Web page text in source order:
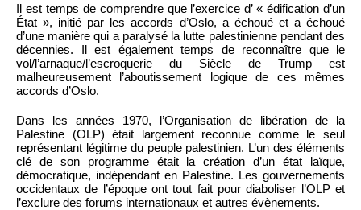
Il est temps de comprendre que l’exercice d’ « édification d’un
État », initié par les accords d’Oslo, a échoué et a échoué
d’une manière qui a paralysé la lutte palestinienne pendant des
décennies. Il est également temps de reconnaître que le
vol/l’arnaque/l’escroquerie du Siècle de Trump est
malheureusement l’aboutissement logique de ces mêmes
accords d’Oslo.
Dans les années 1970, l’Organisation de libération de la
Palestine (OLP) était largement reconnue comme le seul
représentant légitime du peuple palestinien. L’un des éléments
clé de son programme était la création d’un état laïque,
démocratique, indépendant en Palestine. Les gouvernements
occidentaux de l’époque ont tout fait pour diaboliser l’OLP et
l’exclure des forums internationaux et autres évènements.